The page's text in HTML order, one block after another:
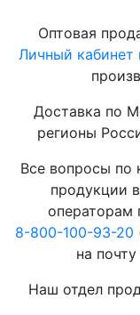
Оптовая
Личный кабинет
Доставка по
регионы
Все вопросы по
продукции
операторам
8-800-100-93-20
на почту
Наш отдел